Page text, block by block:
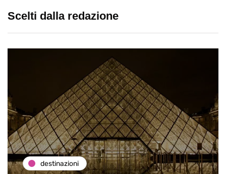
Scelti dalla redazione
destinazioni